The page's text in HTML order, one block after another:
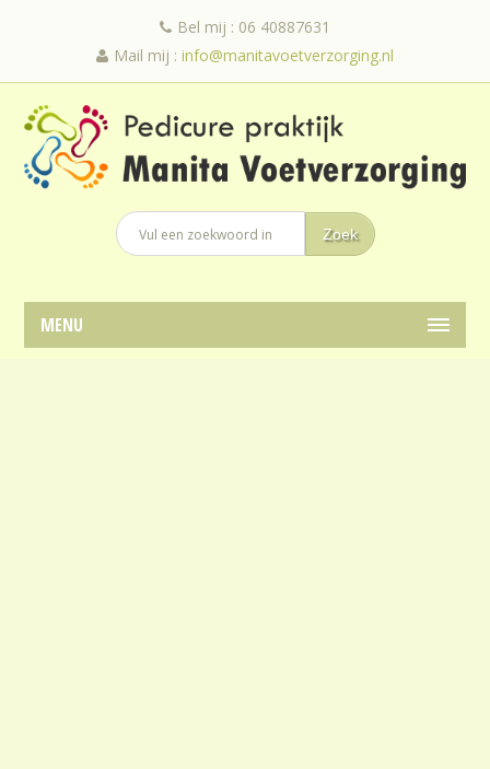
Bel mij : 06 40887631
Mail mij : info@manitavoetverzorging.nl
MENU